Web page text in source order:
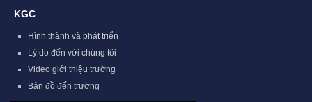
KGC
Hình thành và phát triển
Lý do đến với chúng tôi
Video giới thiệu trường
Bản đồ đến trường